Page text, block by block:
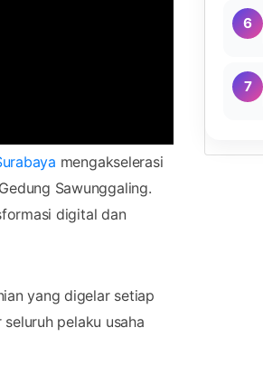
mengakselerasi
Sawunggaling.
digital dan
yang digelar setiap
pelaku usaha
6
7